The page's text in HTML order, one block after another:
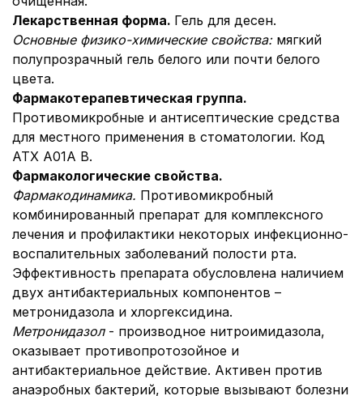
Лекарственная форма. Гель для десен.
Основные физико-химические свойства: мягкий
полупрозрачный гель белого или почти белого
цвета.
Фармакотерапевтическая группа.
Противомикробные и антисептические средства
для местного применения в стоматологии. Код
АТХ А01А В.
Фармакологические свойства.
Фармакодинамика. Противомикробный
комбинированный препарат для комплексного
лечения и профилактики некоторых инфекционно-
воспалительных заболеваний полости рта.
Эффективность препарата обусловлена наличием
двух антибактериальных компонентов –
метронидазола и хлоргексидина.
Метронидазол- производное нитроимидазола,
оказывает противопротозойное и
антибактериальное действие. Активен против
анаэробных бактерий, которые вызывают болезни